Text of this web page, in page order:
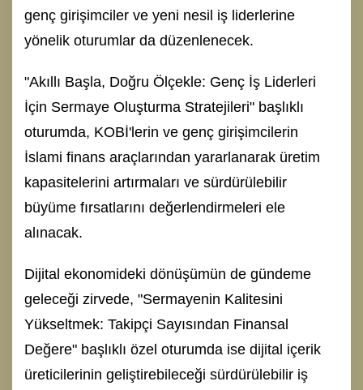
genç girişimciler ve yeni nesil iş liderlerine
yönelik oturumlar da düzenlenecek.
"Akıllı Başla, Doğru Ölçekle: Genç İş Liderleri
İçin Sermaye Oluşturma Stratejileri" başlıklı
oturumda, KOBİ'lerin ve genç girişimcilerin
İslami finans araçlarından yararlanarak üretim
kapasitelerini artırmaları ve sürdürülebilir
büyüme fırsatlarını değerlendirmeleri ele
alınacak.
Dijital ekonomideki dönüşümün de gündeme
geleceği zirvede, "Sermayenin Kalitesini
Yükseltmek: Takipçi Sayısından Finansal
Değere" başlıklı özel oturumda ise dijital içerik
üreticilerinin geliştirebileceği sürdürülebilir iş